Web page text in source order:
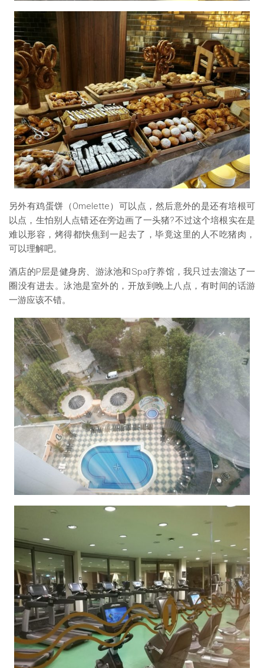
另外有鸡蛋饼（Omelette）可以点，然后意外的是还有培根可
以点，生怕别人点错还在旁边画了一头猪?不过这个培根实在是
难以形容，烤得都快焦到一起去了，毕竟这里的人不吃猪肉，
可以理解吧。
酒店的P层是健身房、游泳池和Spa疗养馆，我只过去溜达了一
圈没有进去。泳池是室外的，开放到晚上八点，有时间的话游
一游应该不错。